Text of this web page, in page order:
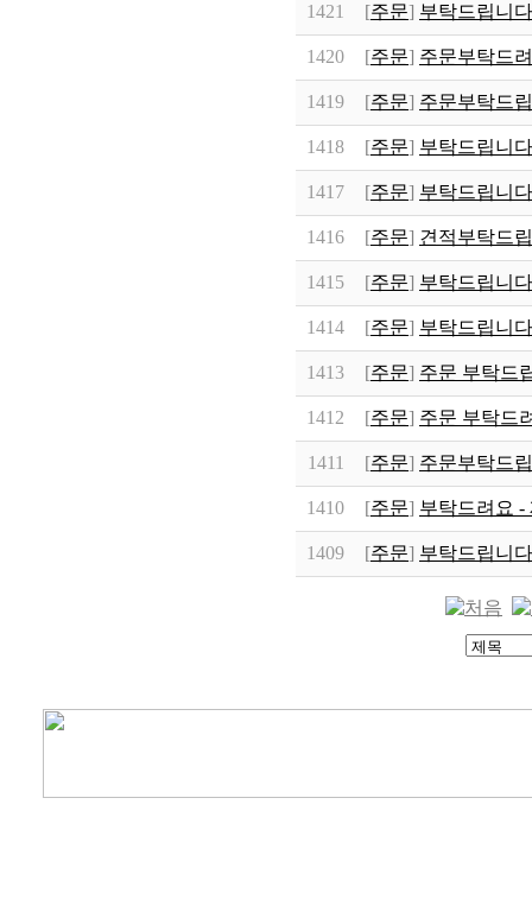
1421 [주문] 부탁드립니
1420 [주문] 주문부탁드
1419 [주문] 주문부탁드
1418 [주문] 부탁드립니
1417 [주문] 부탁드립니
1416 [주문] 견적부탁드
1415 [주문] 부탁드립니
1414 [주문] 부탁드립니
1413 [주문] 주문 부탁드
1412 [주문] 주문 부탁드
1411 [주문] 주문부탁드
1410 [주문] 부탁드려요 -
1409 [주문] 부탁드립니